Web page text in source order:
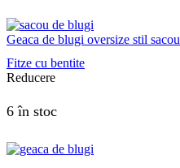
Geaca de blugi oversize stil sacou
Fitze cu bentite
Reducere
6 în stoc